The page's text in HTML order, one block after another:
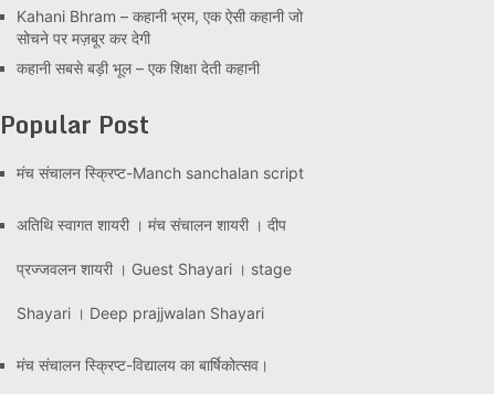
Kahani Bhram – कहानी भ्रम, एक ऐसी कहानी जो
सोचने पर मज़बूर कर देगी
कहानी सबसे बड़ी भूल – एक शिक्षा देती कहानी
Popular Post
मंच संचालन स्क्रिप्ट-Manch sanchalan script
अतिथि स्वागत शायरी । मंच संचालन शायरी । दीप
प्रज्जवलन शायरी । Guest Shayari । stage
Shayari । Deep prajjwalan Shayari
मंच संचालन स्क्रिप्ट-विद्यालय का बार्षिकोत्सव।